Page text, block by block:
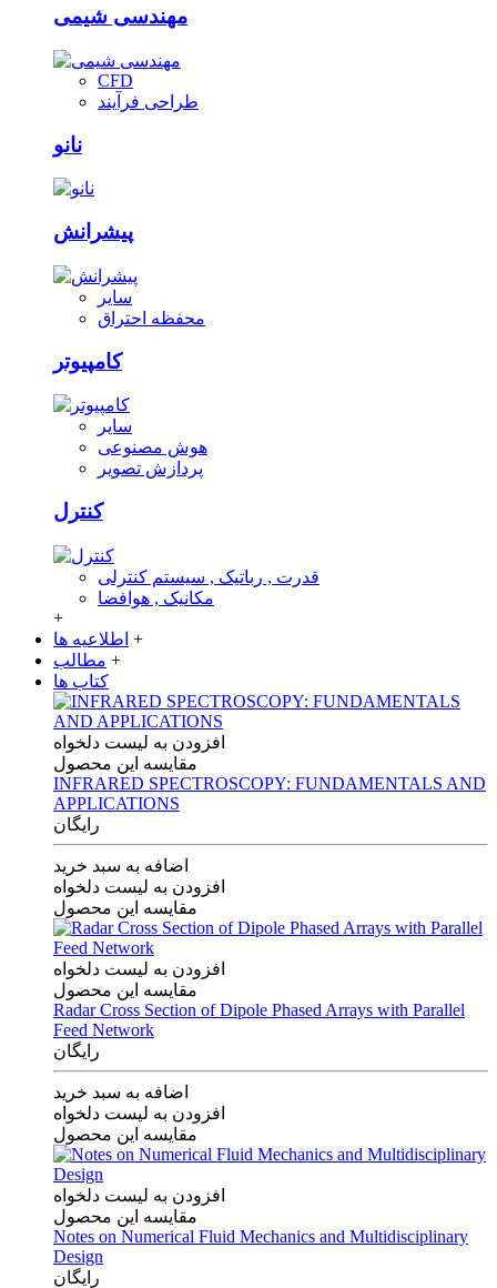
مهندسی شیمی
CFD
طراحی فرآیند
نانو
پیشرانش
سایر
محفظه احتراق
کامپیوتر
سایر
هوش مصنوعی
پردازش تصویر
کنترل
قدرت , رباتیک , سیستم کنترلی
مکانیک , هوافضا
+
اطلاعیه ها +
مطالب +
کتاب ها
افزودن به لیست دلخواه
مقایسه این محصول
INFRARED SPECTROSCOPY: FUNDAMENTALS AND
APPLICATIONS
رایگان
اضافه به سبد خرید
افزودن به لیست دلخواه
مقایسه این محصول
افزودن به لیست دلخواه
مقایسه این محصول
Radar Cross Section of Dipole Phased Arrays with Parallel
Feed Network
رایگان
اضافه به سبد خرید
افزودن به لیست دلخواه
مقایسه این محصول
افزودن به لیست دلخواه
مقایسه این محصول
Notes on Numerical Fluid Mechanics and Multidisciplinary
Design
رایگان